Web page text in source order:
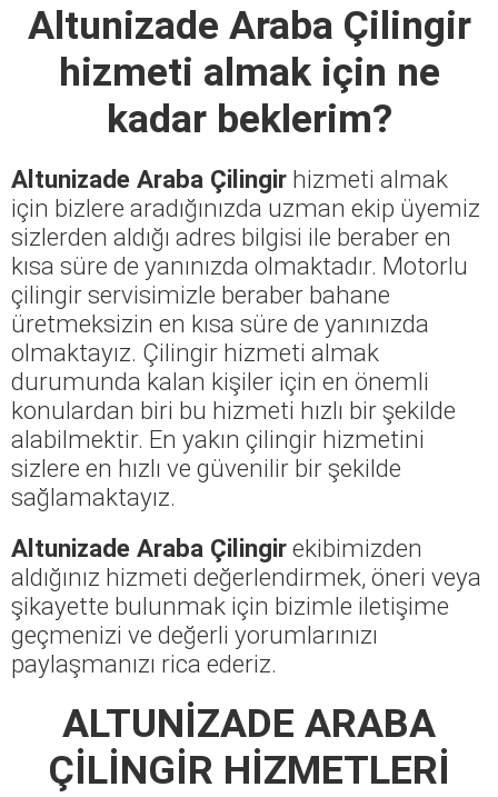
Altunizade Araba Çilingir
hizmeti almak için ne
kadar beklerim?
Altunizade Araba Çilingir hizmeti almak
için bizlere aradığınızda uzman ekip üyemiz
sizlerden aldığı adres bilgisi ile beraber en
kısa süre de yanınızda olmaktadır. Motorlu
çilingir servisimizle beraber bahane
üretmeksizin en kısa süre de yanınızda
olmaktayız. Çilingir hizmeti almak
durumunda kalan kişiler için en önemli
konulardan biri bu hizmeti hızlı bir şekilde
alabilmektir. En yakın çilingir hizmetini
sizlere en hızlı ve güvenilir bir şekilde
sağlamaktayız.
Altunizade Araba Çilingirekibimizden
aldığınız hizmeti değerlendirmek, öneri veya
şikayette bulunmak için bizimle iletişime
geçmenizi ve değerli yorumlarınızı
paylaşmanızı rica ederiz.
ALTUNİZADE ARABA
ÇİLİNGİR HİZMETLERİ